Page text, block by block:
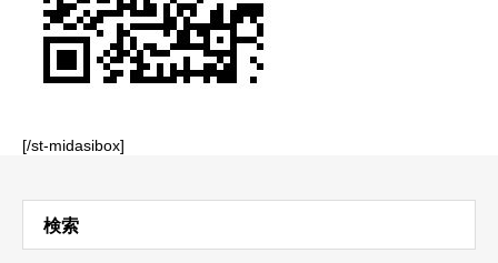
[/st-midasibox]
検索